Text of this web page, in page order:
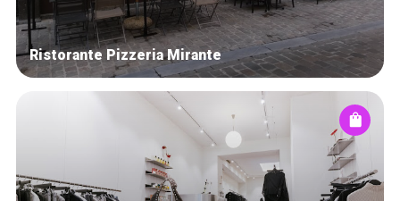
Ristorante Pizzeria Mirante